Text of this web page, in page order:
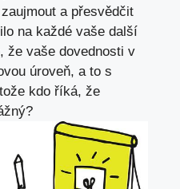
a přesvědčit
na každé vaše další
že vaše dovednosti v
úroveň, a to s
kdo říká, že